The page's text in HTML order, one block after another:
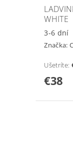
WHITE
3-6 dní
Značka:
Ušetríte:
€38